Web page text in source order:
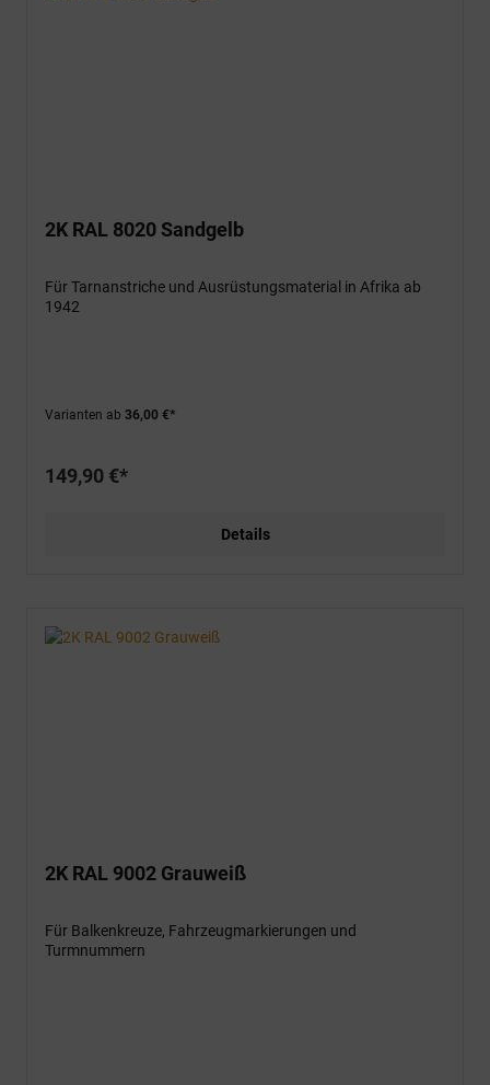
2K RAL 8020 Sandgelb
Für Tarnanstriche und Ausrüstungsmaterial in Afrika ab
1942
Varianten ab 36,00 €*
149,90 €*
Details
2K RAL 9002 Grauweiß
Für Balkenkreuze, Fahrzeugmarkierungen und
Turmnummern